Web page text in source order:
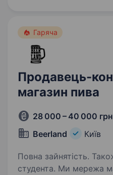
у нас…
Гаряча
Продавець-
магазин пива
28 000 – 40 000 грн
Beerland
Київ
Повна зайнятість.
студента. Ми мережа магазинів розливного